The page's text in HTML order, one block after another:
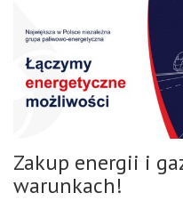
Zakup energii i
warunkach!